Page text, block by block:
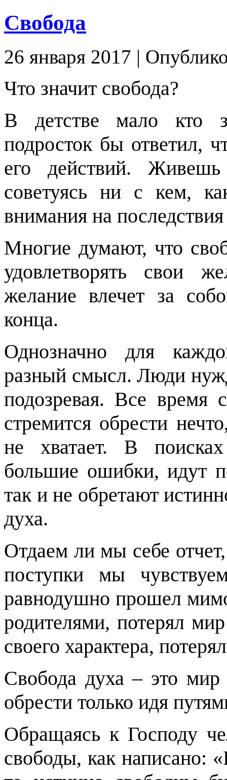
Свобода
26 января 2017 |
Что значит свобода?
В детстве мало кто
подросток бы ответил,
его действий.
советуясь ни с кем,
внимания на
Многие думают, что
удовлетворять свои
желание влечет за
конца.
Однозначно для
разный смысл. Люди
подозревая. Все время
стремится обрести
не хватает. В
большие ошибки, идут
так и не обретают
духа.
Отдаем ли мы себе
поступки мы
равнодушно прошел
родителями, потерял
своего характера,
Свобода духа – это
обрести только идя
Обращаясь к Господу
свободы, как написано: